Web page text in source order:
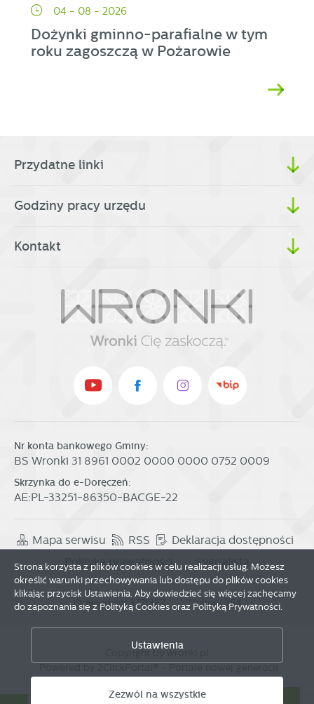
04 - 08 - 2026
Dożynki gminno-parafialne w tym
roku zagoszczą w Pożarowie
Przydatne linki
Godziny pracy urzędu
Kontakt
Nr konta bankowego Gminy:
BS Wronki 31 8961 0002 0000 0000 0752 0009
Skrzynka do e-Doręczeń:
AE:PL-33251-86350-BACGE-22
Mapa serwisu RSS
Deklaracja dostępności
Polityka prywatności
Sygnalista
Odwiedzin: 3771367 Online: 254
Strona korzysta z plików cookies w celu realizacji usług. Możesz
określić warunki przechowywania lub dostępu do plików cookies
klikając przycisk Ustawienia. Aby dowiedzieć się więcej zachęcamy
do zapoznania się z Polityką Cookies oraz Polityką Prywatności.
Ustawienia
Zezwól na wszystkie
Zapisz wybrane